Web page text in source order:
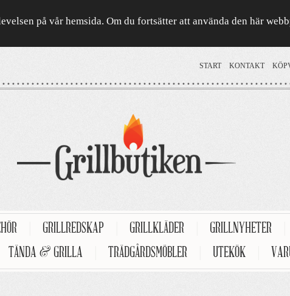
på vår hemsida. Om du fortsätter att använda den här
START KONTAKT
GRILLREDSKAP GRILLKLÄDER GRILLNYHETER
TÄNDA & GRILLA TRÄDGÅRDSMÖBLER UTEKÖK